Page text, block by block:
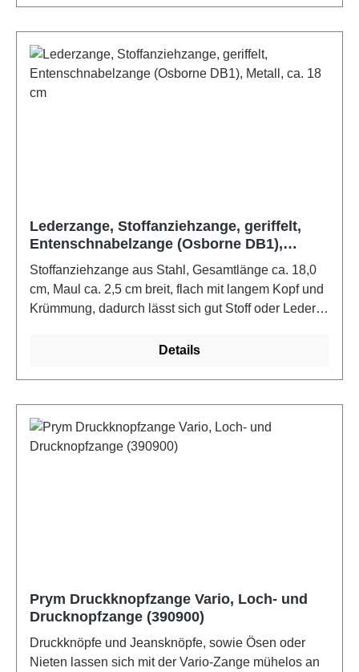
Lederzange, Stoffanziehzange, geriffelt,
Entenschnabelzange (Osborne DB1),
Metall, ca. 18 cm
Stoffanziehzange aus Stahl, Gesamtlänge ca. 18,0
cm, Maul ca. 2,5 cm breit, flach mit langem Kopf und
Krümmung, dadurch lässt sich gut Stoff oder Leder
Details
Prym Druckknopfzange Vario, Loch- und
Drucknopfzange (390900)
Druckknöpfe und Jeansknöpfe, sowie Ösen oder
Nieten lassen sich mit der Vario-Zange mühelos an